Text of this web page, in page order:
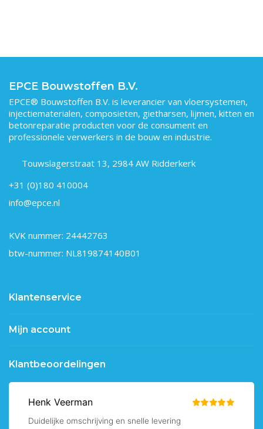
EPCE Bouwstoffen B.V.
EPCE® Bouwstoffen B.V. is leverancier van vloersystemen,
injectiematerialen, composieten, gietharsen, lijmen, kitten en
betonreparatie producten voor de consument en
professionele verwerkers in de bouw en industrie.
Touwslagerstraat 13, 2984 AW Ridderkerk
+31 (0)180 410004
info@epce.nl
KVK nummer: 24442763
btw-nummer: NL819874140B01
Klantenservice
Mijn account
Klantbeoordelingen